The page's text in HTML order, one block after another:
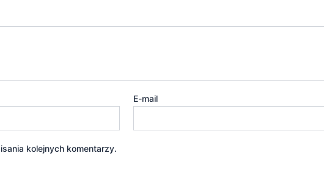
E-mail
kolejnych komentarzy.